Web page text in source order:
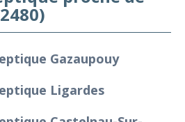
Gazaupouy
Ligardes